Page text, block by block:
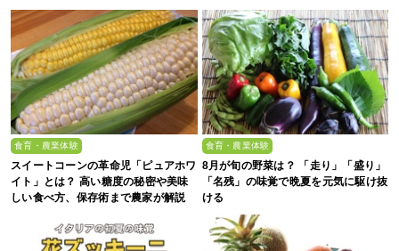
説
食育・農業体験
スイートコーンの革命児「ピュアホワ
イト」とは？ 高い糖度の秘密や美味
しい食べ方、保存術まで農家が解説
食育・農業体験
8月が旬の野菜は？ 「走り」「盛り」
「名残」の味覚で晩夏を元気に駆け抜
ける